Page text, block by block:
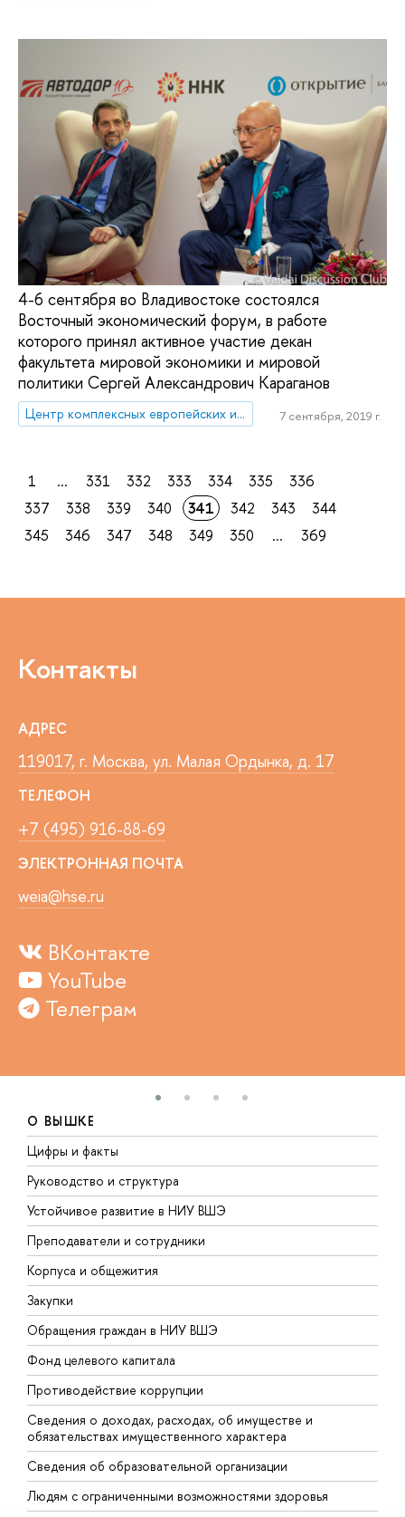
4-6 сентября во Владивостоке состоялся
Восточный экономический форум, в работе
которого принял активное участие декан
факультета мировой экономики и мировой
политики Сергей Александрович Караганов
Центр комплексных европейских и международных исследований (ЦКЕМИ) 7 сентября, 2019 г.
1 ... 331 332 333 334 335
336
337
338 339 340 341 342 343
344
345
346 347 348 349 350 ... 369
Контакты
АДРЕС
119017, г. Москва, ул. Малая Ордынка, д. 17
ТЕЛЕФОН
+7 (495) 916-88-69
ЭЛЕКТРОННАЯ ПОЧТА
weia@hse.ru
ВКонтакте
YouTube
Телеграм
О ВЫШКЕ
Цифры и факты
Руководство и структура
Устойчивое развитие в НИУ ВШЭ
Преподаватели и сотрудники
Корпуса и общежития
Закупки
Обращения граждан в НИУ ВШЭ
Фонд целевого капитала
Противодействие коррупции
Сведения о доходах, расходах, об имуществе и
обязательствах имущественного характера
Сведения об образовательной организации
Людям с ограниченными возможностями здоровья